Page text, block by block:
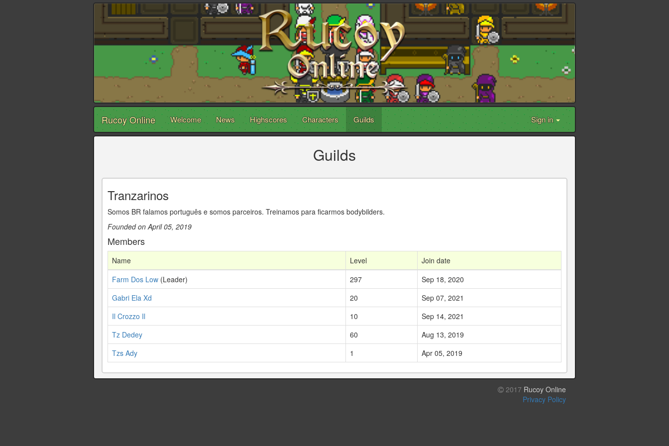
Rucoy Online Welcome News Highscores Characters Guilds Sign in
Guilds
Tranzarinos
Somos BR falamos português e somos parceiros. Treinamos para ficarmos bodybilders.
Founded on April 05, 2019
Members
Name Level
Join date
Farm Dos Low (Leader) 297
Sep 18, 2020
Gabri Ela Xd
20
Sep 07, 2021
Il Crozzo Il
10
Sep 14, 2021
Tz Dedey
60
Aug 13, 2019
Tzs Ady
1 Apr 05, 2019
2017 Rucoy Online
Privacy Policy